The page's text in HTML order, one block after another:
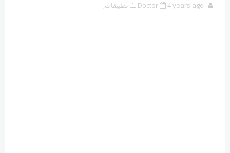
Doctor 4 years ago تطبيقات,